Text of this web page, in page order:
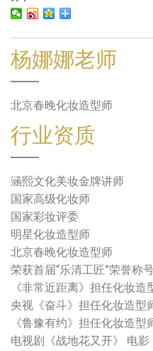
杨娜娜老师
北京春晚化妆造型师
行业资质
涵熙文化美妆金牌讲师
国家高级化妆师
国家彩妆评委
明星化妆造型师
北京春晚化妆造型师
荣获首届“乐清工匠”荣誉称
《非常近距离》担任化妆造
央视《奋斗》担任化妆造型
《鲁豫有约》担任化妆造型
电视剧《战地花又开》 电